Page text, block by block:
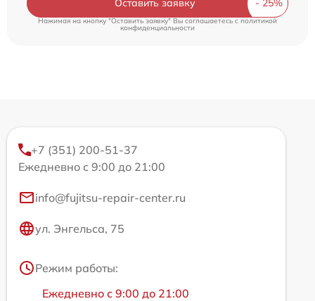
Оставить заявку
Нажимая на кнопку "Оставить заявку" Вы соглашаетесь cполитикой
конфиденциальности
+7 (351) 200-51-37
Ежедневно с 9:00 до 21:00
info@fujitsu-repair-center.ru
ул. Энгельса, 75
Режим работы:
Ежедневно с 9:00 до 21:00